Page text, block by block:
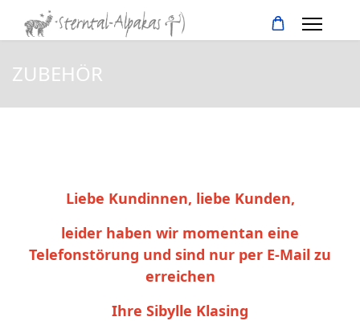
ZUBEHÖR
Liebe Kundinnen, liebe Kunden,
leider haben wir momentan eine
Telefonstörung und sind nur per E-Mail zu
erreichen
Ihre Sibylle Klasing